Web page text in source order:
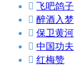
 飞吧鸽子
 醉酒入梦
 保卫黄河
 中国功夫
 红梅赞